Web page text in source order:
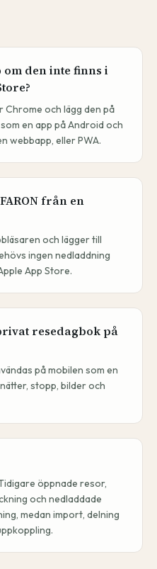
om den inte finns i
Chrome och lägg den på
en app på Android och
webbapp, eller PWA.
från en
och lägger till
ingen nedladdning
App Store.
resedagbok på
på mobilen som en
stopp, bilder och
öppnade resor,
och nedladdade
medan import, delning